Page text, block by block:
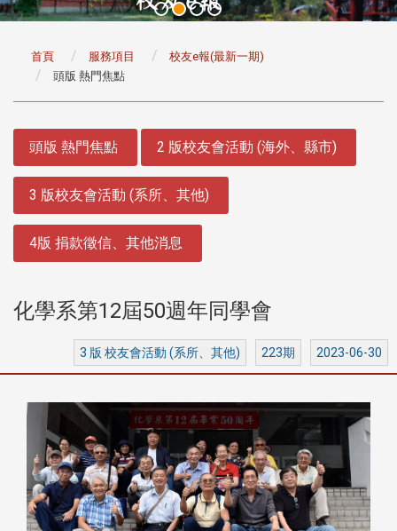
首頁 服務項目
校友e報(最新一期)
頭版 熱門焦點
頭版 熱門焦點 2 版校友會活動 (海外、縣市)
3 版校友會活動 (系所、其他)
4版 捐款徵信、其他消息
化學系第12屆50週年同學會
3 版 校友會活動 (系所、其他) 223期 2023-06-30